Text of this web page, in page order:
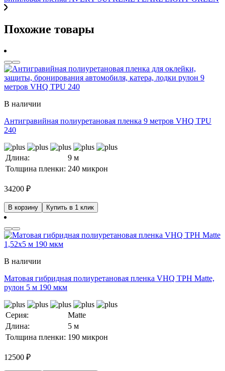
Похожие товары
В наличии
Антигравийная полиуретановая пленка 9 метров VHQ TPU
240
Длина:
9 м
Толщина пленки: 240 микрон
34200 ₽
В корзину Купить в 1 клик
В наличии
Матовая гибридная полиуретановая пленка VHQ TPH Matte,
рулон 5 м 190 мкм
Серия:
Matte
Длина:
5 м
Толщина пленки: 190 микрон
12500 ₽